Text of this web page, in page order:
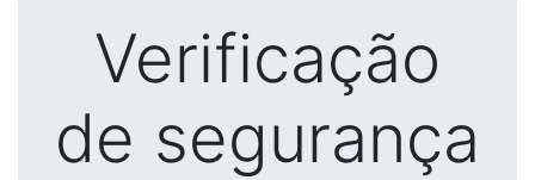
Verificação
de segurança